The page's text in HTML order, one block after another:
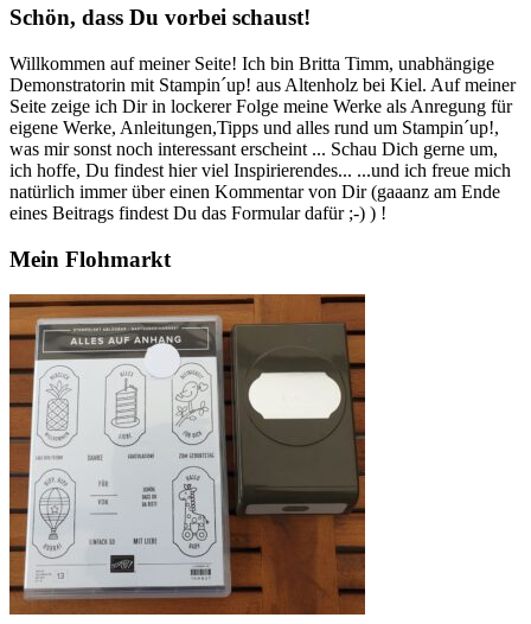
Schön, dass Du vorbei schaust!
Willkommen auf meiner Seite! Ich bin Britta Timm, unabhängige
Demonstratorin mit Stampin´up! aus Altenholz bei Kiel. Auf meiner
Seite zeige ich Dir in lockerer Folge meine Werke als Anregung für
eigene Werke, Anleitungen,Tipps und alles rund um Stampin´up!,
was mir sonst noch interessant erscheint ... Schau Dich gerne um,
ich hoffe, Du findest hier viel Inspirierendes... ...und ich freue mich
natürlich immer über einen Kommentar von Dir (gaaanz am Ende
eines Beitrags findest Du das Formular dafür ;-) ) !
Mein Flohmarkt